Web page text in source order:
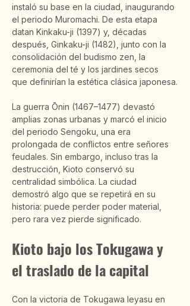
instaló su base en la ciudad, inaugurando
el periodo Muromachi. De esta etapa
datan Kinkaku-ji (1397) y, décadas
después, Ginkaku-ji (1482), junto con la
consolidación del budismo zen, la
ceremonia del té y los jardines secos
que definirían la estética clásica japonesa.
La guerra Ōnin (1467–1477) devastó
amplias zonas urbanas y marcó el inicio
del periodo Sengoku, una era
prolongada de conflictos entre señores
feudales. Sin embargo, incluso tras la
destrucción, Kioto conservó su
centralidad simbólica. La ciudad
demostró algo que se repetirá en su
historia: puede perder poder material,
pero rara vez pierde significado.
Kioto bajo los Tokugawa y
el traslado de la capital
Con la victoria de Tokugawa Ieyasu en